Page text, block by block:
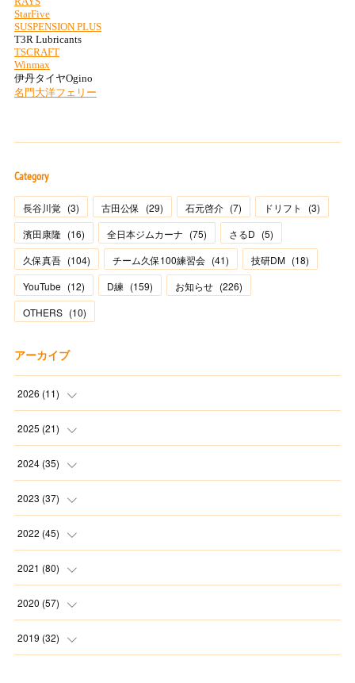
Category
長谷川覚 (3) 古田公保 (29) 石元啓介 (7) ドリフト (3)
濱田康隆 (16) 全日本ジムカーナ (75) さるD (5)
久保真吾 (104) チーム久保100練習会 (41) 技研DM (18)
YouTube (12) D練 (159) お知らせ (226)
OTHERS (10)
アーカイブ
2026 (11)
(2
(1
(3
(1
2025 (21)
(1
(1
(2
(1
2024 (35)
(3
(1
(1
(4
2023 (37)
(3
(4
(3
(1
2022 (45)
(2
(2
(3
2021 (80)
(6
(6
2020 (57)
(7
2019 (32)